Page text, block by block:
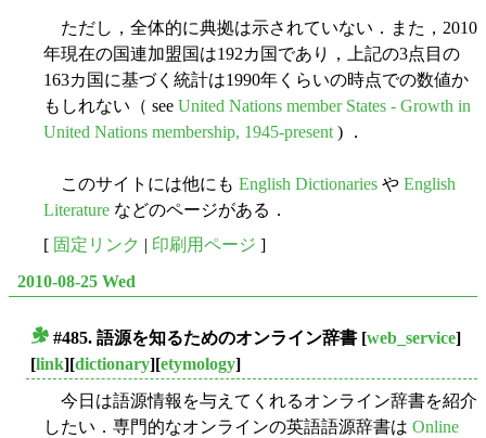
ただし，全体的に典拠は示されていない．また，2010
年現在の国連加盟国は192カ国であり，上記の3点目の
163カ国に基づく統計は1990年くらいの時点での数値か
もしれない（ see United Nations member States - Growth in
United Nations membership, 1945-present ) ．
このサイトには他にも English Dictionaries や English
Literature などのページがある．
[ 固定リンク | 印刷用ページ ]
2010-08-25 Wed
#485. 語源を知るためのオンライン辞書 [web_service]
[link][dictionary][etymology]
今日は語源情報を与えてくれるオンライン辞書を紹介
したい．専門的なオンラインの英語語源辞書は Online